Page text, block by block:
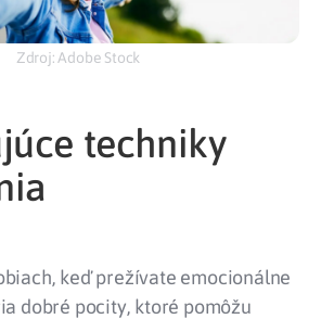
Zdroj: Adobe Stock
techniky
keď prežívate emocionálne
dobré pocity, ktoré pomôžu